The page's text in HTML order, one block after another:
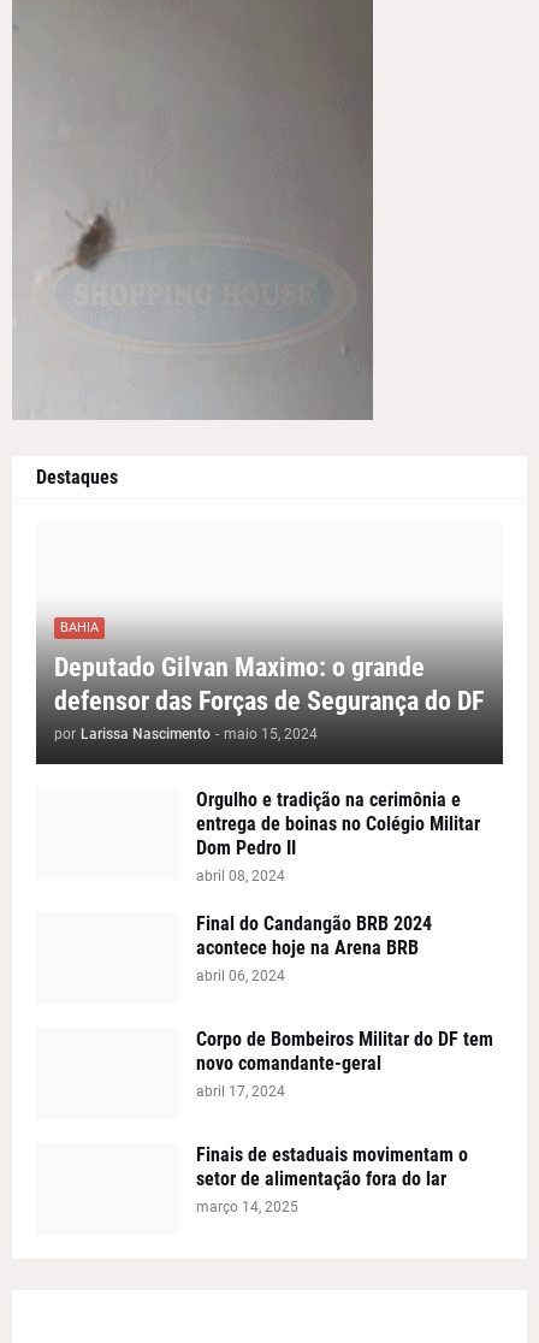
Destaques
BAHIA
Deputado Gilvan Maximo: o grande
defensor das Forças de Segurança do DF
por Larissa Nascimento - maio 15, 2024
Orgulho e tradição na cerimônia e
entrega de boinas no Colégio Militar
Dom Pedro II
abril 08, 2024
Final do Candangão BRB 2024
acontece hoje na Arena BRB
abril 06, 2024
Corpo de Bombeiros Militar do DF tem
novo comandante-geral
abril 17, 2024
Finais de estaduais movimentam o
setor de alimentação fora do lar
março 14, 2025